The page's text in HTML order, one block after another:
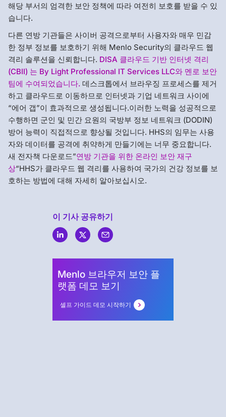
해당 부서의 엄격한 보안 정책에 따라 여전히 보호를 받을 수 있
습니다.
다른 연방 기관들은 사이버 공격으로부터 사용자와 매우 민감
한 정부 정보를 보호하기 위해 Menlo Security의 클라우드 웹
격리 솔루션을 신뢰합니다. DISA 클라우드 기반 인터넷 격리
(CBII) 는 By Light Professional IT Services LLC와 멘로 보안
팀에 수여되었습니다. 데스크톱에서 브라우징 프로세스를 제거
하고 클라우드로 이동하므로 인터넷과 기업 네트워크 사이에
“에어 갭”이 효과적으로 생성됩니다.이러한 노력을 성공적으로
수행하면 군인 및 민간 요원의 국방부 정보 네트워크 (DODIN)
방어 능력이 직접적으로 향상될 것입니다. HHS의 임무는 사용
자와 데이터를 공격에 취약하게 만들기에는 너무 중요합니다.
새 전자책 다운로드”연방 기관을 위한 온라인 보안 재구
상“HHS가 클라우드 웹 격리를 사용하여 국가의 건강 정보를 보
호하는 방법에 대해 자세히 알아보십시오.
이 기사 공유하기
Menlo 브라우저 보안 플
랫폼 데모 보기
셀프 가이드 데모 시작하기